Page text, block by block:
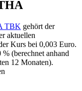
TBK gehört der
aktuellen
Kurs bei 0,003 Euro.
% (berechnet anhand
12 Monaten).